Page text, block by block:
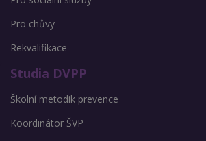
Pro chůvy
Rekvalifikace
Studia DVPP
Školní metodik prevence
Koordinátor ŠVP